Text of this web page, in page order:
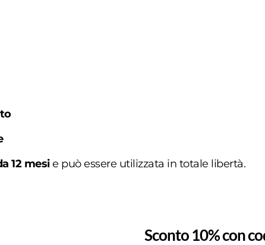
12 mesie può essere utilizzata in totale libertà.
Sconto 10% con